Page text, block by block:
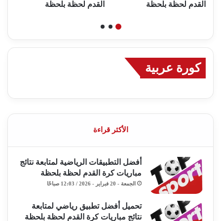
القدم لحظة بلحظة
القدم لحظة بلحظة
كورة عربية
الأكثر قراءة
أفضل التطبيقات الرياضية لمتابعة نتائج
مباريات كرة القدم لحظة بلحظة
الجمعة - 20 فبراير - 2026 / 12:03 صباحًا
تحميل أفضل تطبيق رياضي لمتابعة
نتائج مباريات كرة القدم لحظة بلحظة